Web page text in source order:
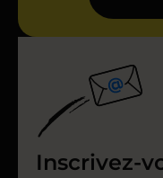
Inscrivez-